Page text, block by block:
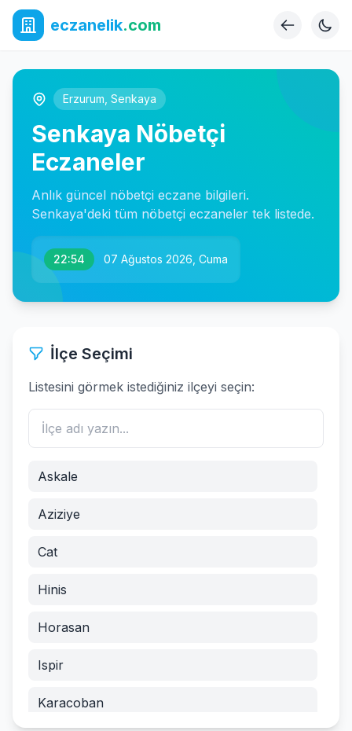
eczanelik.com
Erzurum Senkaya
Senkaya Nöbetçi
Eczaneler
Anlık güncel nöbetçi eczane bilgileri.
Senkaya'deki tüm nöbetçi eczaneler tek listede.
22:54 07 Ağustos 2026, Cuma
İlçe Seçimi
Listesini görmek istediğiniz ilçeyi seçin:
Askale
Aziziye
Cat
Hinis
Horasan
Ispir
Karacoban